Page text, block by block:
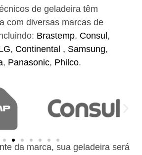
de geladeira têm
com diversas marcas de
Brastemp, Consul ,
, Continental , Samsung,
, Panasonic, Philco.
da marca, sua geladeira será